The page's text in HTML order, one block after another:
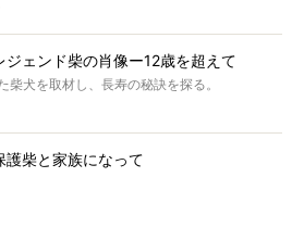
ジェンド柴の肖像ー12歳を超えて
柴犬を取材し、長寿の秘訣を探る。
護柴と家族になって